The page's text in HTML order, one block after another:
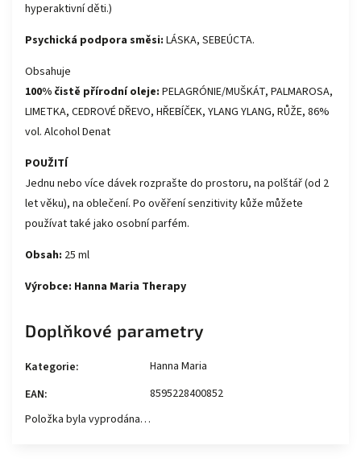
hyperaktivní děti.)
Psychická podpora směsi: LÁSKA, SEBEÚCTA.
Obsahuje
100% čistě přírodní oleje: PELAGRÓNIE/MUŠKÁT, PALMAROSA,
LIMETKA, CEDROVÉ DŘEVO, HŘEBÍČEK, YLANG YLANG, RŮŽE, 86%
vol. Alcohol Denat
POUŽITÍ
Jednu nebo více dávek rozprašte do prostoru, na polštář (od 2
let věku), na oblečení. Po ověření senzitivity kůže můžete
používat také jako osobní parfém.
Obsah: 25 ml
Výrobce: Hanna Maria Therapy
Doplňkové parametry
Kategorie:
Hanna Maria
EAN:
8595228400852
Položka byla vyprodána…